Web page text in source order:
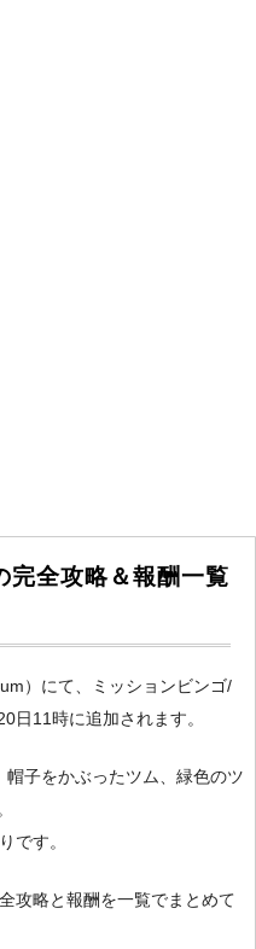
完全攻略＆報酬一覧
）にて、ミッションビンゴ/
日11時に追加されます。
子をかぶったツム、緑色のツ
です。
攻略と報酬を一覧でまとめて